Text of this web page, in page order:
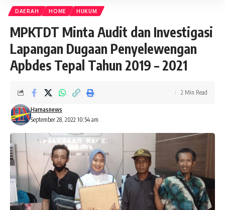
DAERAH HOME HUKUM
MPKTDT Minta Audit dan Investigasi
Lapangan Dugaan Penyelewengan
Apbdes Tepal Tahun 2019 – 2021
September 28, 2022 10:54 am
Harnasnews
2 Min Read